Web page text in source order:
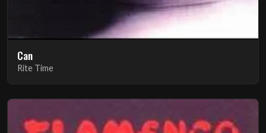
Can
Rite Time